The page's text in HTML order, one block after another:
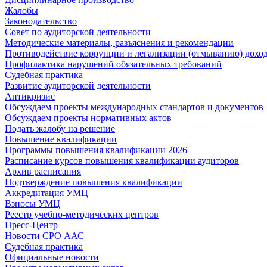
Жалобы
Законодательство
Совет по аудиторской деятельности
Методические материалы, разъяснения и рекомендации
Противодействие коррупции и легализации (отмыванию)
Профилактика нарушений обязательных требований
Судебная практика
Развитие аудиторской деятельности
Антикризис
Обсуждаем проекты международных стандартов и документов
Обсуждаем проекты нормативных актов
Подать жалобу на решение
Повышение квалификации
Программы повышения квалификации 2026
Расписание курсов повышения квалификации аудиторов
Архив расписания
Подтверждение повышения квалификации
Аккредитация УМЦ
Взносы УМЦ
Реестр учебно-методических центров
Пресс-Центр
Новости СРО ААС
Судебная практика
Официальные новости